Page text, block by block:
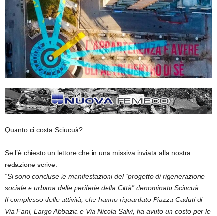
Quanto ci costa Sciucuà?
Se l’è chiesto un lettore che in una missiva inviata alla nostra
redazione scrive:
“Si sono concluse le manifestazioni del “progetto di rigenerazione
sociale e urbana delle periferie della Città” denominato Sciucuà.
Il complesso delle attività, che hanno riguardato Piazza Caduti di
Via Fani, Largo Abbazia e Via Nicola Salvi, ha avuto un costo per le